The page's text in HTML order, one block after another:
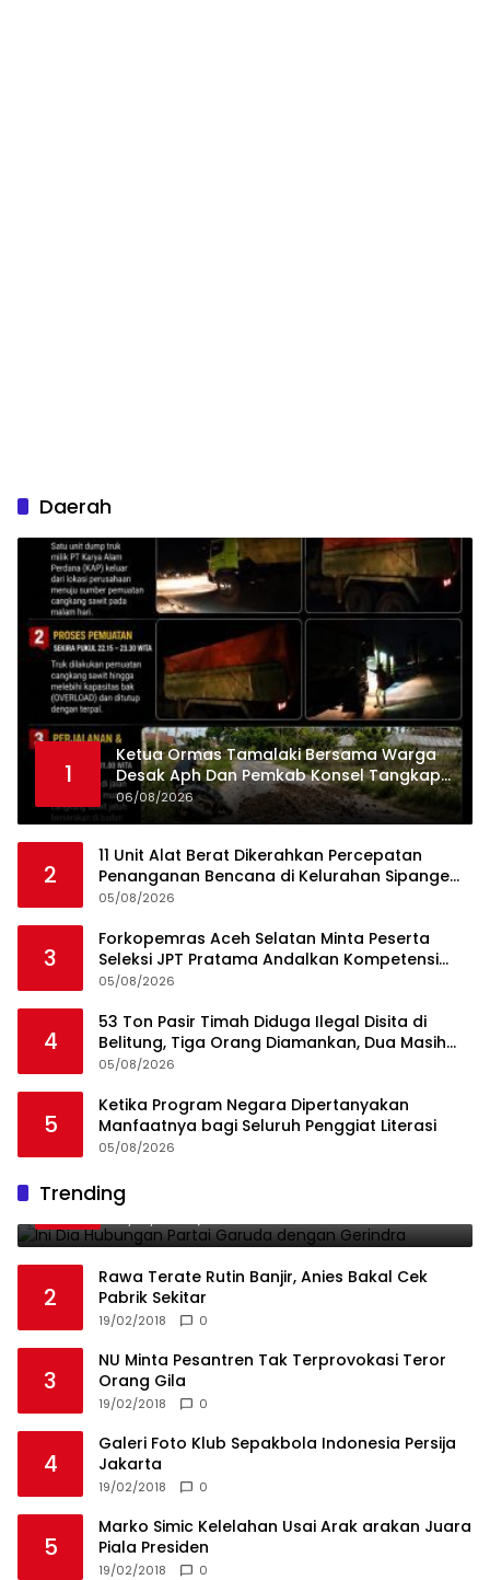
Daerah
1
Ketua Ormas Tamalaki Bersama Warga
Desak Aph Dan Pemkab Konsel Tangkap
Pelaku Angkut Cangkang Sawit Overload,
Truk PT KAP Melintas Jalan Umum
06/08/2026
2
11 Unit Alat Berat Dikerahkan Percepatan
Penanganan Bencana di Kelurahan Sipange
Kecamatan Tukka
05/08/2026
3
Forkopemras Aceh Selatan Minta Peserta
Seleksi JPT Pratama Andalkan Kompetensi
dan Integritas, Bukan Kedekatan
05/08/2026
4
53 Ton Pasir Timah Diduga Ilegal Disita di
Belitung, Tiga Orang Diamankan, Dua Masih
Diburu
05/08/2026
5
Ketika Program Negara Dipertanyakan
Manfaatnya bagi Seluruh Penggiat Literasi
05/08/2026
Trending
1
Gerindra
2
Rawa Terate Rutin Banjir, Anies Bakal Cek
Pabrik Sekitar
19/02/2018 0
3
NU Minta Pesantren Tak Terprovokasi Teror
Orang Gila
19/02/2018 0
4
Galeri Foto Klub Sepakbola Indonesia Persija
Jakarta
19/02/2018 0
5
Marko Simic Kelelahan Usai Arak arakan Juara
Piala Presiden
19/02/2018 0